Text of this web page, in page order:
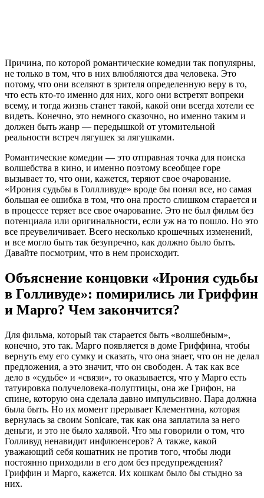
Причина, по которой романтические комедии так популярны,
не только в том, что в них влюбляются два человека. Это
потому, что они вселяют в зрителя определенную веру в то,
что есть кто-то именно для них, кого они встретят вопреки
всему, и тогда жизнь станет такой, какой они всегда хотели ее
видеть. Конечно, это немного сказочно, но именно таким и
должен быть жанр — передышкой от утомительной
реальности встреч лягушек за лягушками.
Романтические комедии — это отправная точка для поиска
волшебства в кино, и именно поэтому всеобщее горе
вызывает то, что они, кажется, теряют свое очарование.
«Ирония судьбы в Голлливуде» вроде бы понял все, но самая
большая ее ошибка в том, что она просто слишком старается и
в процессе теряет все свое очарование. Это не был фильм без
потенциала или оригинальности, если уж на то пошло. Но это
все преувеличивает. Всего несколько крошечных изменений,
и все могло быть так безупречно, как должно было быть.
Давайте посмотрим, что в нем происходит.
Объяснение концовки «Ирония судьбы
в Голливуде»: помирились ли Гриффин
и Марго? Чем закончится?
Для фильма, который так старается быть «волшебным»,
конечно, это так. Марго появляется в доме Гриффина, чтобы
вернуть ему его сумку и сказать, что она знает, что он не делал
предложения, а это значит, что он свободен. А так как все
дело в «судьбе» и «связи», то оказывается, что у Марго есть
татуировка получеловека-полуптицы, она же Грифон, на
спине, которую она сделала давно импульсивно. Пара должна
была быть. Но их момент прерывает Клементина, которая
вернулась за своим Sonicare, так как она заплатила за него
деньги, и это не было халявой. Что мы говорили о том, что
Голливуд ненавидит инфлюенсеров? А также, какой
уважающий себя кошатник не против того, чтобы люди
постоянно приходили в его дом без предупреждения?
Гриффин и Марго, кажется. Их кошкам было бы стыдно за
них.